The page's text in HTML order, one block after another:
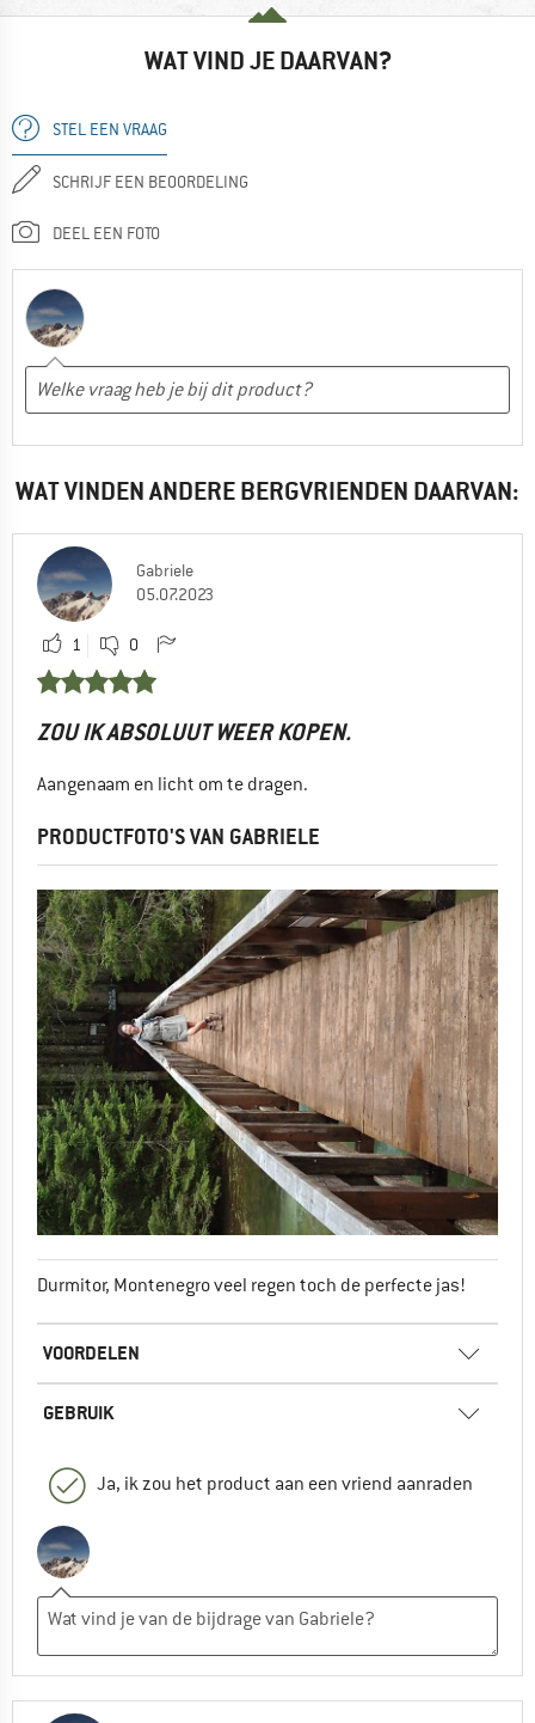
WAT VIND JE DAARVAN?
STEL EEN VRAAG
SCHRIJF EEN BEOORDELING
DEEL EEN FOTO
WAT VINDEN ANDERE BERGVRIENDEN DAARVAN:
Gabriele
05.07.2023
1 0
ZOU IK ABSOLUUT WEER KOPEN.
Aangenaam en licht om te dragen.
PRODUCTFOTO'S VAN GABRIELE
Durmitor, Montenegro veel regen toch de perfecte jas!
VOORDELEN
GEBRUIK
Ja, ik zou het product aan een vriend aanraden